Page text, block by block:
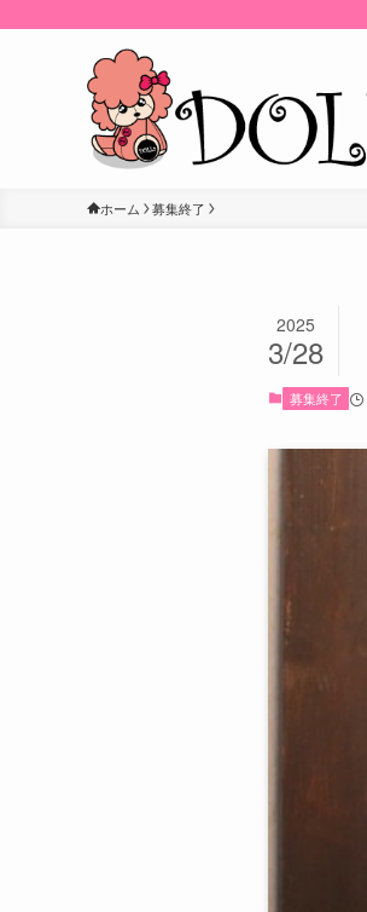
ホーム 募集終了
2025
3/28
募集終了